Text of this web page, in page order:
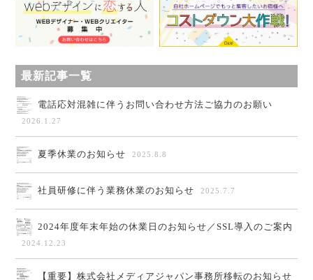
最新記事一覧
電話応対混雑に伴うお問い合わせ方法ご協力のお願い
2026.1.27
夏季休業のお知らせ 2025.8.8
社員研修に伴う業務休業のお知らせ 2025.7.7
2024年度年末年始の休業日のお知らせ／SSL導入のご案内
2024.12.23
【重要】株式会社メディアジャパン事務所移転のお知らせ